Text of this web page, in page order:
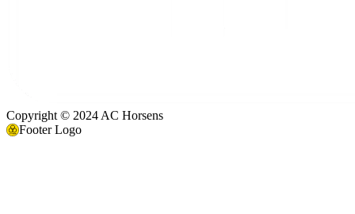
Copyright © 2024 AC Horsens
Footer Logo